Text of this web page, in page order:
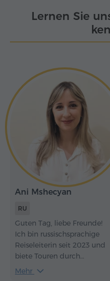
Lernen Sie
Ani Mshecyan
RU
Guten Tag, liebe Freunde!
Ich bin russischsprachige
Reiseleiterin seit 2023 und
biete Touren durch
Armenien an. Mein
Mehr